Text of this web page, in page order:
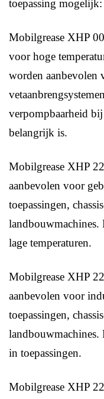
toepassing mogelijk:
Mobilgrease XHP
voor hoge
worden aanbevolen
verpompbaarheid
belangrijk is.
Mobilgrease XHP
aanbevolen voor
toepassingen,
landbouwmachines.
lage temperaturen.
Mobilgrease XHP
aanbevolen voor
toepassingen,
in toepassingen.
Mobilgrease XHP